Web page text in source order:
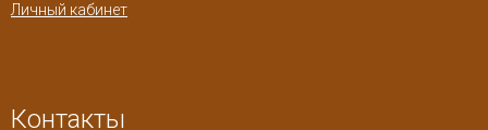
Личный кабинет
Контакты